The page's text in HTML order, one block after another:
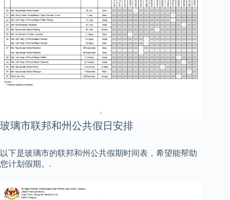
玻璃市联邦和州公共假日安排
以下是玻璃市的联邦和州公共假期时间表，希望能帮助
您计划假期。.